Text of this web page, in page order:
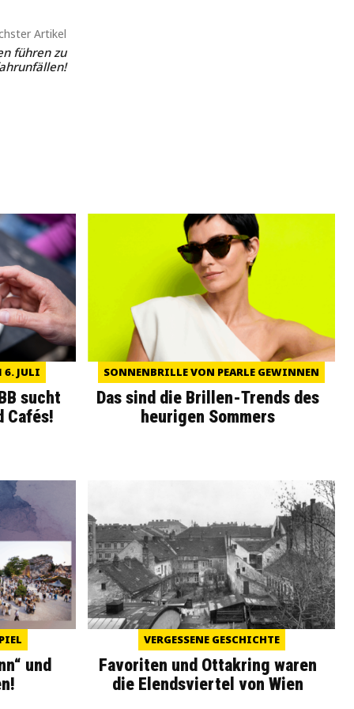
Artikel
führen zu
6. JULI
sucht
Cafés!
SONNENBRILLE VON PEARLE GEWINNEN
Das sind die Brillen-Trends des
heurigen Sommers
und
VERGESSENE GESCHICHTE
Favoriten und Ottakring waren
die Elendsviertel von Wien